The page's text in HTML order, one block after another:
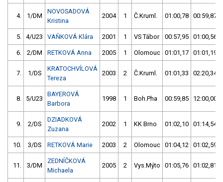
4. 1/DM
NOVOSADOVÁ
Kristina
2004 1 Č.Kruml. 01:00,78 00:59,87
5. 4/U23 VAŇKOVÁ Klára 2001 1 VS Tábor 00:57,95 01:00,56
6. 2/DM RETKOVÁ Anna 2005 1 Olomouc 01:01,17 01:01,19
7. 1/DS
KRATOCHVÍLOVÁ
Tereza
2003 2 Č.Kruml. 01:01,33 02:20,34
8. 5/U23
BAYEROVÁ
Barbora
1998 1 Boh.Pha 00:59,85 12:00,00
9. 2/DS
DZIADKOVÁ
Zuzana
2002 1 KK Brno 01:02,10 01:14,54
10. 3/DS RETKOVÁ Marie 2003 2 Olomouc 01:04,12 01:02,59
11. 3/DM
ZEDNÍČKOVÁ
Michaela
2005 2 Vys.Mýto 01:05,76 01:02,81